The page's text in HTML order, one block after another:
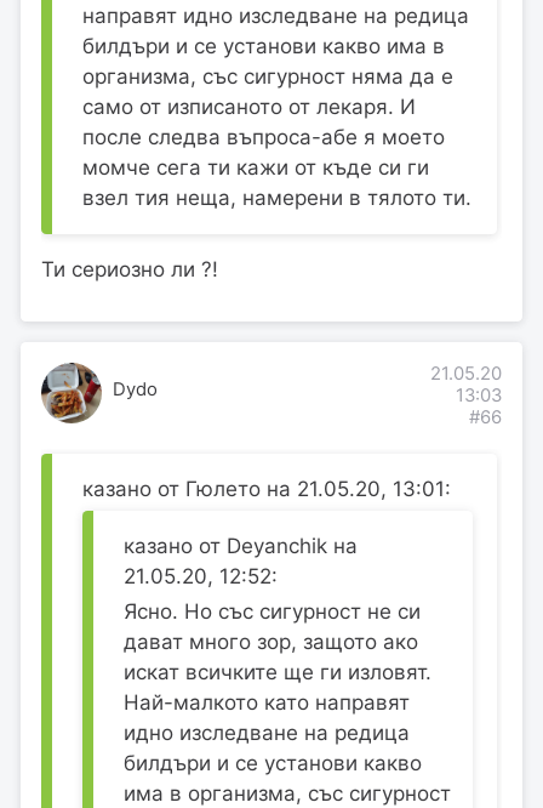
направят идно изследване на редица
билдъри и се установи какво има в
организма, със сигурност няма да е
само от изписаното от лекаря. И
после следва въпроса-абе я моето
момче сега ти кажи от къде си ги
взел тия неща, намерени в тялото ти.
Ти сериозно ли ?!
Dydo
21.05.20
13:03
#66
казано от Гюлето на 21.05.20, 13:01:
казано от Deyanchik на
21.05.20, 12:52:
Ясно. Но със сигурност не си
дават много зор, защото ако
искат всичките ще ги изловят.
Най-малкото като направят
идно изследване на редица
билдъри и се установи какво
има в организма, със сигурност